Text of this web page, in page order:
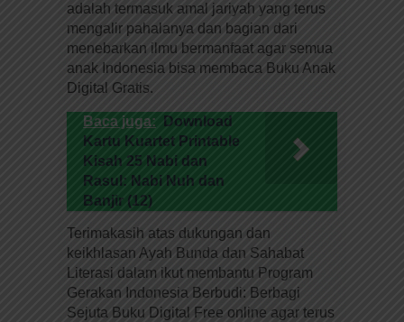
adalah termasuk amal jariyah yang terus
mengalir pahalanya dan bagian dari
menebarkan ilmu bermanfaat agar semua
anak Indonesia bisa membaca Buku Anak
Digital Gratis.
Baca juga:
Download
Kartu Kuartet Printable
Kisah 25 Nabi dan
Rasul: Nabi Nuh dan
Banjir (12)
Terimakasih atas dukungan dan
keikhlasan Ayah Bunda dan Sahabat
Literasi dalam ikut membantu Program
Gerakan Indonesia Berbudi: Berbagi
Sejuta Buku Digital Free online agar terus